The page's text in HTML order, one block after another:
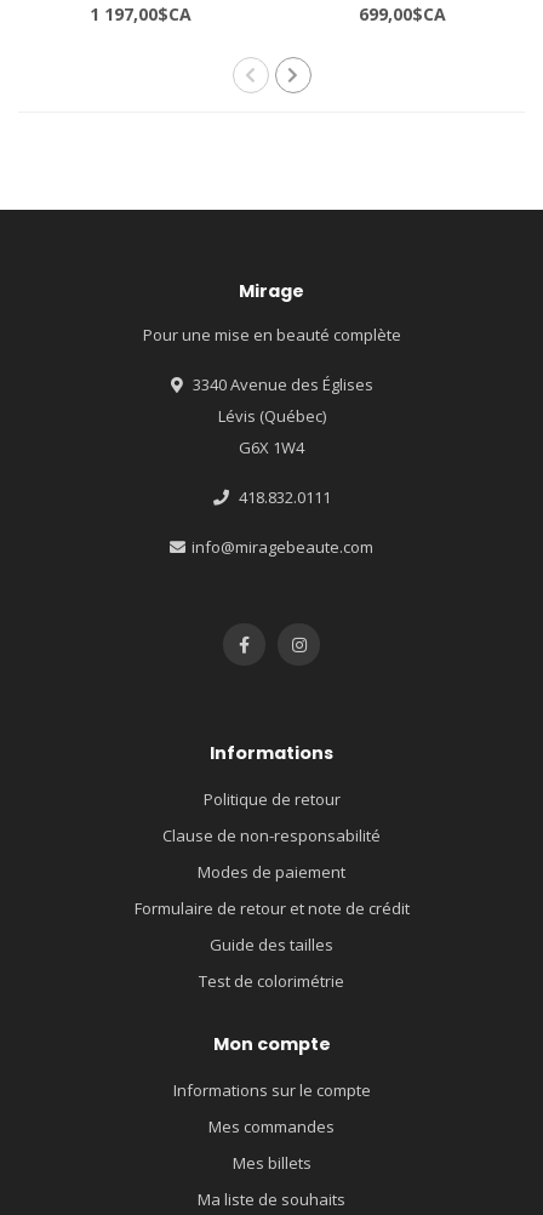
1 197,00$CA 699,00$CA
Mirage
Pour une mise en beauté complète
3340 Avenue des Églises
Lévis (Québec)
G6X 1W4
418.832.0111
info@miragebeaute.com
Informations
Politique de retour
Clause de non-responsabilité
Modes de paiement
Formulaire de retour et note de crédit
Guide des tailles
Test de colorimétrie
Mon compte
Informations sur le compte
Mes commandes
Mes billets
Ma liste de souhaits